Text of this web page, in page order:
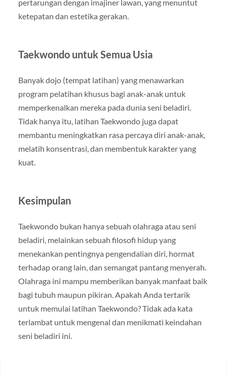
pertarungan dengan imajiner lawan, yang menuntut
ketepatan dan estetika gerakan.
Taekwondo untuk Semua Usia
Banyak dojo (tempat latihan) yang menawarkan
program pelatihan khusus bagi anak-anak untuk
memperkenalkan mereka pada dunia seni beladiri.
Tidak hanya itu, latihan Taekwondo juga dapat
membantu meningkatkan rasa percaya diri anak-anak,
melatih konsentrasi, dan membentuk karakter yang
kuat.
Kesimpulan
Taekwondo bukan hanya sebuah olahraga atau seni
beladiri, melainkan sebuah filosofi hidup yang
menekankan pentingnya pengendalian diri, hormat
terhadap orang lain, dan semangat pantang menyerah.
Olahraga ini mampu memberikan banyak manfaat baik
bagi tubuh maupun pikiran. Apakah Anda tertarik
untuk memulai latihan Taekwondo? Tidak ada kata
terlambat untuk mengenal dan menikmati keindahan
seni beladiri ini.